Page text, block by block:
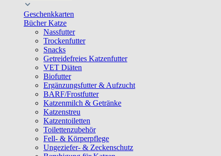
Geschenkkarten
Bücher Katze
Nassfutter
Trockenfutter
Snacks
Getreidefreies Katzenfutter
VET Diäten
Biofutter
Ergänzungsfutter & Aufzucht
BARF/Frostfutter
Katzenmilch & Getränke
Katzenstreu
Katzentoiletten
Toilettenzubehör
Fell- & Körperpflege
Ungeziefer- & Zeckenschutz